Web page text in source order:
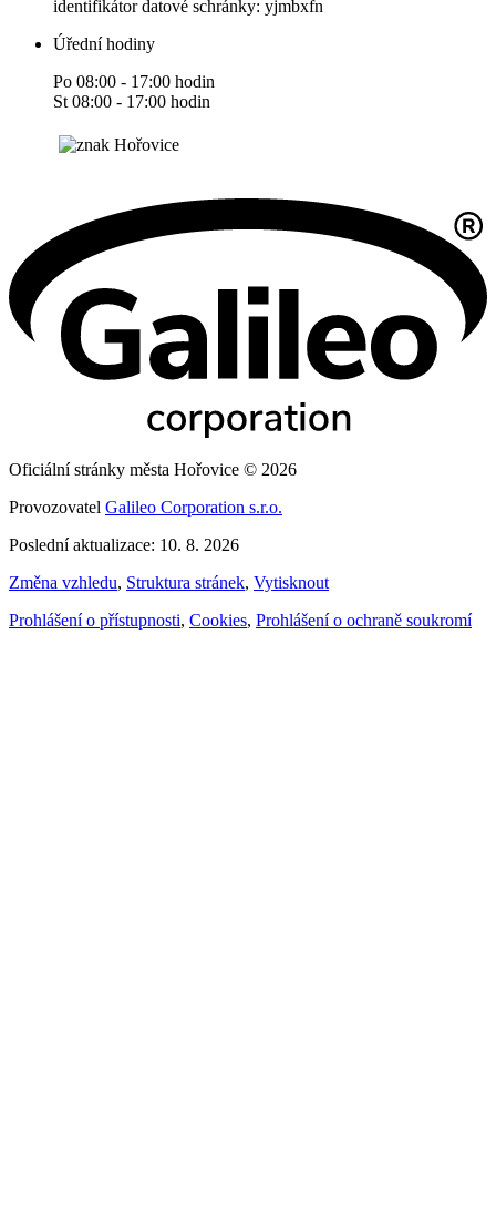
identifikátor datové schránky: yjmbxfn
Úřední hodiny
Po 08:00 - 17:00 hodin
St 08:00 - 17:00 hodin
Oficiální stránky města Hořovice © 2026
Provozovatel Galileo Corporation s.r.o.
Poslední aktualizace: 10. 8. 2026
Změna vzhledu, Struktura stránek, Vytisknout
Prohlášení o přístupnosti, Cookies, Prohlášení o ochraně soukromí